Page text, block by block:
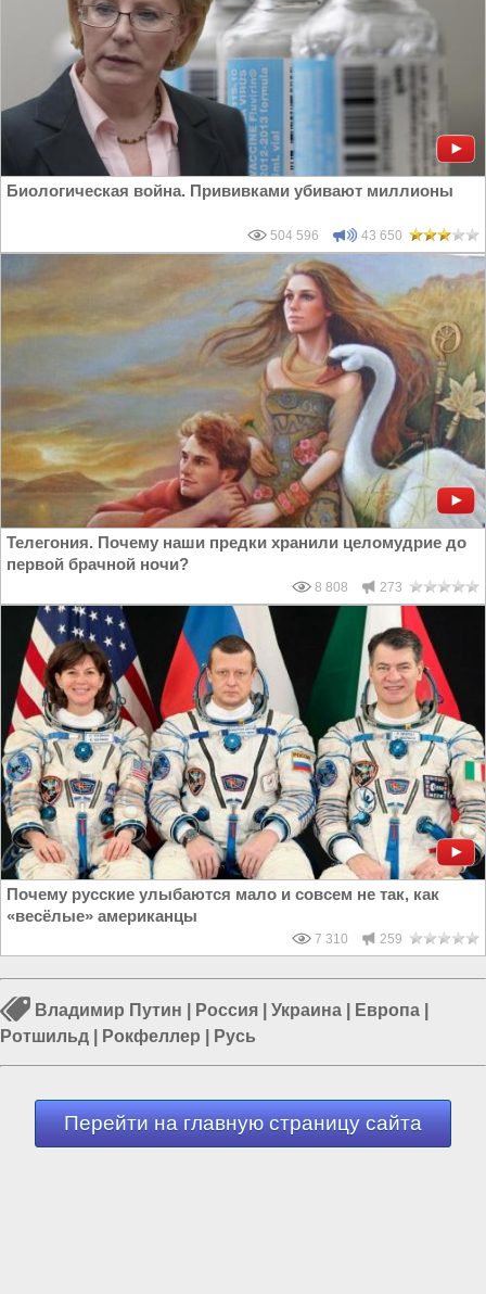
Биологическая война. Прививками убивают миллионы
504 596 43 650
Телегония. Почему наши предки хранили целомудрие до
первой брачной ночи?
8 808 273
Почему русские улыбаются мало и совсем не так, как
«весёлые» американцы
7 310 259
Владимир Путин Россия Украина Европа
Ротшильд
Рокфеллер Русь
Перейти на главную страницу сайта